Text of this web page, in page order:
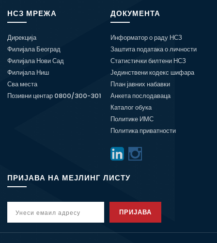
НСЗ МРЕЖА
Дирекција
Филијала Београд
Филијала Нови Сад
Филијала Ниш
Сва места
Позивни центар 0800/300-301
ДОКУМЕНТА
Информатор о раду НСЗ
Заштита података о личности
Статистички билтени НСЗ
Јединствени кодекс шифара
План јавних набавки
Анкета послодаваца
Каталог обука
Политике ИМС
Политика приватности
ПРИЈАВА НА МЕЈЛИНГ ЛИСТУ
ПРИЈАВА